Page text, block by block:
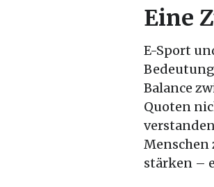
Eine
E-Sport
Balance
Quoten
Menschen
stärken –